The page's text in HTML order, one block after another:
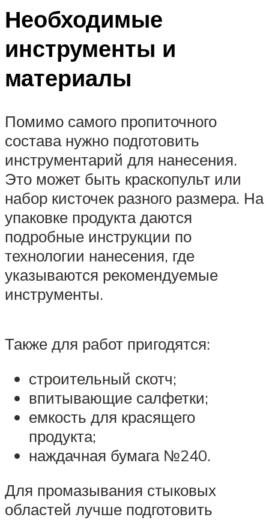
Необходимые
инструменты и
материалы
Помимо самого пропиточного
состава нужно подготовить
инструментарий для нанесения.
Это может быть краскопульт или
набор кисточек разного размера. На
упаковке продукта даются
подробные инструкции по
технологии нанесения, где
указываются рекомендуемые
инструменты.
Также для работ пригодятся:
строительный скотч;
впитывающие салфетки;
емкость для красящего
продукта;
наждачная бумага №240.
Для промазывания стыковых
областей лучше подготовить